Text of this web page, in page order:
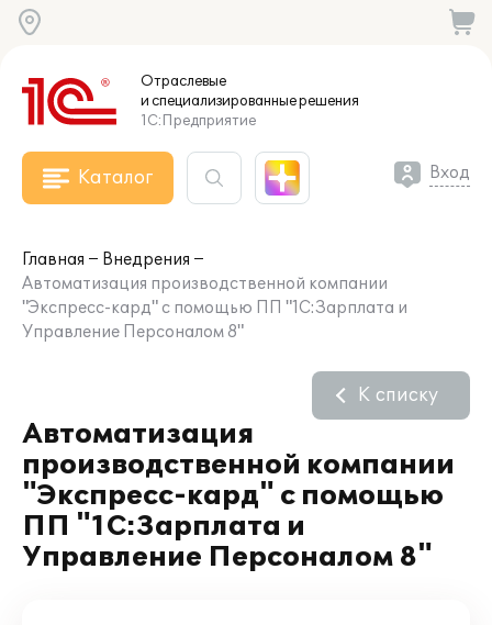
Отраслевые
и специализированныерешения
1С:Предприятие
Каталог Вход
Главная
Внедрения
Автоматизация производственной компании
"Экспресс-кард" с помощью ПП "1С:Зарплата и
Управление Персоналом 8"
Автоматизация
производственной компании
"Экспресс-кард" с помощью
ПП "1С:Зарплата и
Управление Персоналом 8"
К списку